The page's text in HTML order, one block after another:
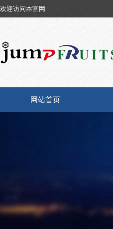
欢迎访问本官网
网站首页